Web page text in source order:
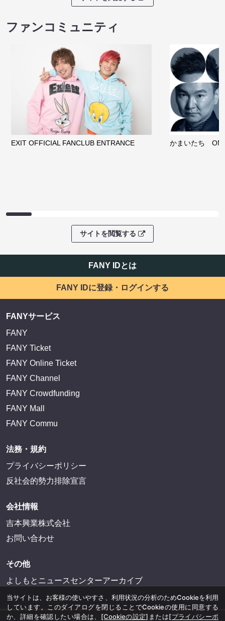
ファンコミュニティ
EXIT OFFICIAL FANCLUB ENTRANCE かまいたち
サイトを閲覧する
FANY IDとは
FANY IDに登録・ログインする
FANYサービス
FANY
FANY Ticket
FANY Online Ticket
FANY Channel
FANY Crowdfunding
FANY Mall
FANY Commu
法務・規約
プライバシーポリシー
反社会的勢力排除宣言
会社情報
吉本興業株式会社
お問い合わせ
その他
よしもとニュースセンターアーカイブ
当サイトは、お客様の使いやすさ、利用状況の分析のためCookieを利用
しています。このダイアログを閉じることでCookieの使用に同意する
か、詳細を確認したい場合は、 [Cookieの設定] または[プライバシーポ